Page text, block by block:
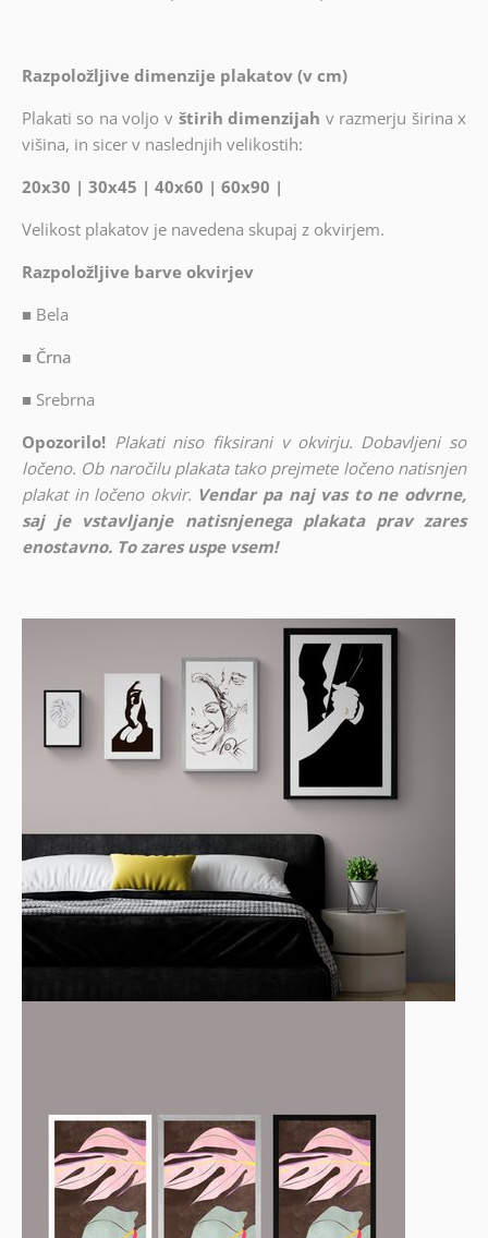
Razpoložljive dimenzije plakatov (v cm)
Plakati so na voljo v štirih dimenzijah v razmerju širina x
višina, in sicer v naslednjih velikostih:
20x30 | 30x45 | 40x60 | 60x90 |
Velikost plakatov je navedena skupaj z okvirjem.
Razpoložljive barve okvirjev
■ Bela
■ Črna
■ Srebrna
Opozorilo! Plakati niso fiksirani v okvirju. Dobavljeni so
ločeno. Ob naročilu plakata tako prejmete ločeno natisnjen
plakat in ločeno okvir. Vendar pa naj vas to ne odvrne,
saj je vstavljanje natisnjenega plakata prav zares
enostavno. To zares uspe vsem!